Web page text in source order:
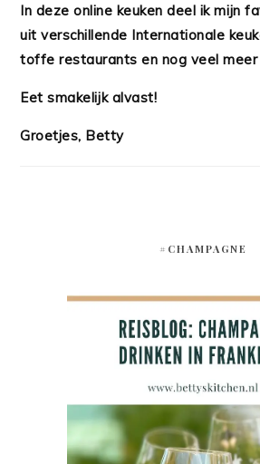
In deze online keuken deel ik mijn
uit verschillende Internationale
toffe restaurants en nog veel meer
Eet smakelijk alvast!
Groetjes, Betty
#CHAMPAGNE